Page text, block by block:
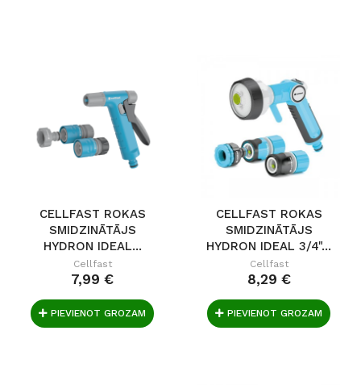
CELLFAST ROKAS
SMIDZINĀTĀJS
HYDRON IDEAL...
Cellfast
7,99 €
PIEVIENOT GROZAM
CELLFAST ROKAS
SMIDZINĀTĀJS
HYDRON IDEAL 3/4"...
Cellfast
8,29 €
PIEVIENOT GROZAM